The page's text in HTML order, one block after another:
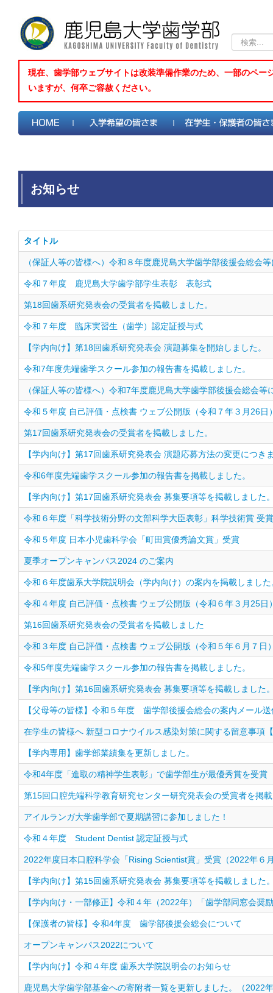
索...
現在、歯学部ウェブサイトは改装準備作業のため、一部のペ
いますが、何卒ご容赦ください。
お知らせ
タイトル
（保証人等の皆様へ）令和８年度鹿児島大学歯学部後援会総会
令和７年度 鹿児島大学歯学部学生表彰 表彰式
第18回歯系研究発表会の受賞者を掲載しました。
令和７年度 臨床実習生（歯学）認定証授与式
【学内向け】第18回歯系研究発表会 演題募集を開始しました。
令和7年度先端歯学スクール参加の報告書を掲載しました。
（保証人等の皆様へ）令和7年度鹿児島大学歯学部後援会総会等
令和５年度 自己評価・点検書 ウェブ公開版（令和７年３月26日
第17回歯系研究発表会の受賞者を掲載しました。
【学内向け】第17回歯系研究発表会 演題応募方法の変更につき
令和6年度先端歯学スクール参加の報告書を掲載しました。
【学内向け】第17回歯系研究発表会 募集要項等を掲載しました
令和６年度「科学技術分野の文部科学大臣表彰」科学技術賞 受賞
令和５年度 日本小児歯科学会「町田賞優秀論文賞」受賞
夏季オープンキャンパス2024 のご案内
令和６年度歯系大学院説明会（学内向け）の案内を掲載しました
令和４年度 自己評価・点検書 ウェブ公開版（令和６年３月25日
第16回歯系研究発表会の受賞者を掲載しました
令和３年度 自己評価・点検書 ウェブ公開版（令和５年６月７日
令和5年度先端歯学スクール参加の報告書を掲載しました。
【学内向け】第16回歯系研究発表会 募集要項等を掲載しました
【父母等の皆様】令和５年度 歯学部後援会総会の案内メール
在学生の皆様へ 新型コロナウイルス感染対策に関する留意事項
【学内専用】歯学部業績集を更新しました。
令和4年度「進取の精神学生表彰」で歯学部生が最優秀賞を受賞
第15回口腔先端科学教育研究センター研究発表会の受賞者を掲
アイルランガ大学歯学部で夏期講習に参加しました！
令和４年度 Student Dentist 認定証授与式
2022年度日本口腔科学会「Rising Scientist賞」受賞（2022年６
【学内向け】第15回歯系研究発表会 募集要項等を掲載しました
【学内向け・一部修正】令和４年（2022年）「歯学部同窓会奨
【保護者の皆様】令和4年度 歯学部後援会総会について
オープンキャンパス2022について
【学内向け】令和４年度 歯系大学院説明会のお知らせ
鹿児島大学歯学部基金への寄附者一覧を更新しました。（2022